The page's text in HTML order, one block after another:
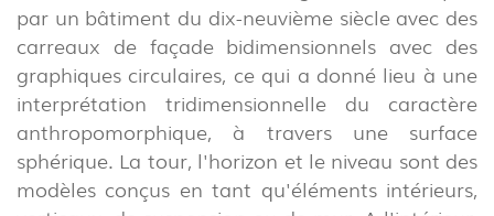
NOUVELLES
CONTACTS
RAPPORTS
par un bâtiment du dix-neuvième siècle avec des
carreaux de façade bidimensionnels avec des
graphiques circulaires, ce qui a donné lieu à une
interprétation tridimensionnelle du caractère
anthropomorphique, à travers une surface
sphérique. La tour, l'horizon et le niveau sont des
modèles conçus en tant qu'éléments intérieurs,